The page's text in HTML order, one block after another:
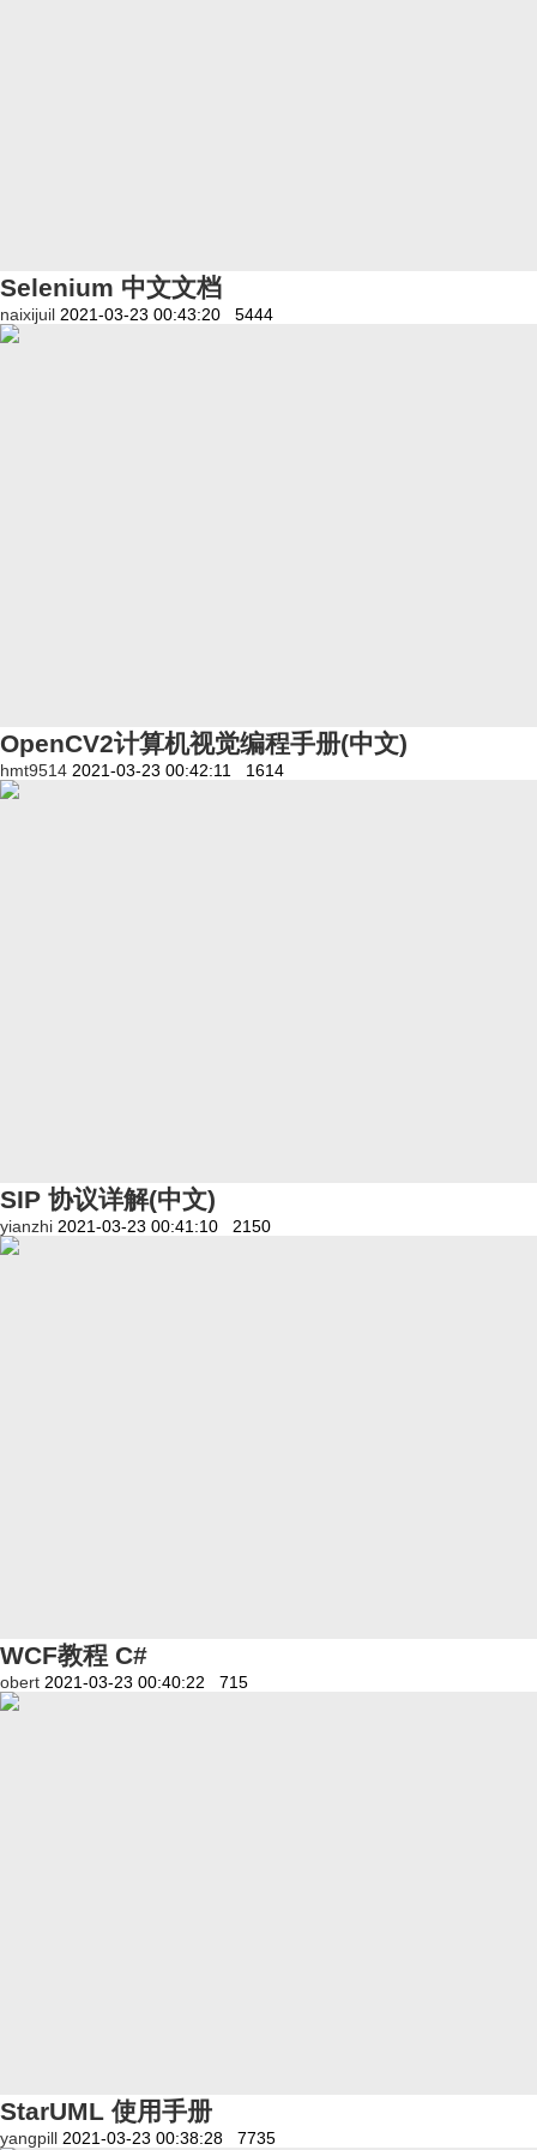
Selenium 中文文档
naixijuil 2021-03-23 00:43:20 5444
OpenCV2计算机视觉编程手册(中文)
hmt9514 2021-03-23 00:42:11 1614
SIP 协议详解(中文)
yianzhi 2021-03-23 00:41:10 2150
WCF教程 C#
obert 2021-03-23 00:40:22 715
StarUML 使用手册
yangpill 2021-03-23 00:38:28 7735